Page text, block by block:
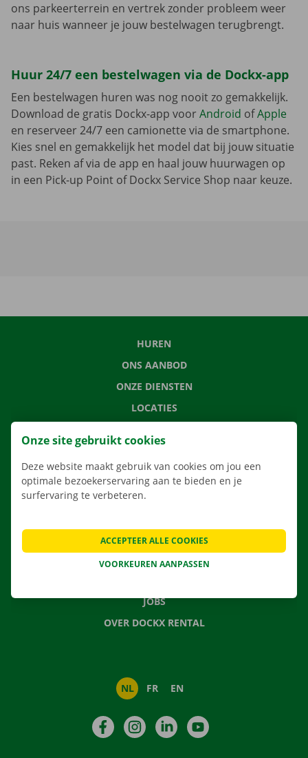
ons parkeerterrein en vertrek zonder probleem weer
naar huis wanneer je jouw bestelwagen terugbrengt.
Huur 24/7 een bestelwagen via de Dockx-app
Een bestelwagen huren was nog nooit zo gemakkelijk.
Download de gratis Dockx-app voorAndroid ofApple
en reserveer 24/7 een camionette via de smartphone.
Kies snel en gemakkelijk het model dat bij jouw situatie
past. Reken af via de app en haal jouw huurwagen op
in een Pick-up Point of Dockx Service Shop naar keuze.
HUREN
ONS AANBOD
ONZE DIENSTEN
LOCATIES
VEELGESTELDE VRAGEN
NIEUWS
JOBS
OVER DOCKX RENTAL
NL FR EN
FacebookInstagramLinkedIn
Onze site gebruikt cookies
Deze website maakt gebruik van cookies om jou een
optimale bezoekerservaring aan te bieden en je
surfervaring te verbeteren.
VOORKEUREN AANPASSEN
ACCEPTEER ALLE COOKIES